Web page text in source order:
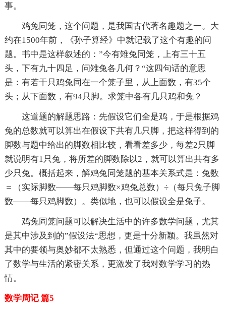
事。
鸡兔同笼，这个问题，是我国古代著名趣题之一。大
约在1500年前，《孙子算经》中就记载了这个有趣的问
题。书中是这样叙述的：”今有雉兔同笼，上有三十五
头，下有九十四足，问雉兔各几何？“这四句话的意思
是：有若干只鸡兔同在一个笼子里，从上面数，有35个
头；从下面数，有94只脚。求笼中各有几只鸡和兔？
这道题的解题思路：先假设它们全是鸡，于是根据鸡
兔的总数就可以算出在假设下共有几只脚，把这样得到的
脚数与题中给出的脚数相比较，看看差多少，每差2只脚
就说明有1只兔，将所差的脚数除以2，就可以算出共有多
少只兔。概括起来，解鸡兔同笼题的基本关系式是：兔数
＝（实际脚数——每只鸡脚数×鸡兔总数）÷（每只兔子脚
数——每只鸡脚数）。类似地，也可以假设全是兔子。
鸡兔同笼问题可以解决生活中的许多数学问题，尤其
是其中涉及到的”假设法“思想，更是十分新颖。我虽然对
其中的要领与奥妙都不太熟悉，但通过这个问题，我明白
了数学与生活的紧密关系，更激发了我对数学学习的热
情。
数学周记 篇5